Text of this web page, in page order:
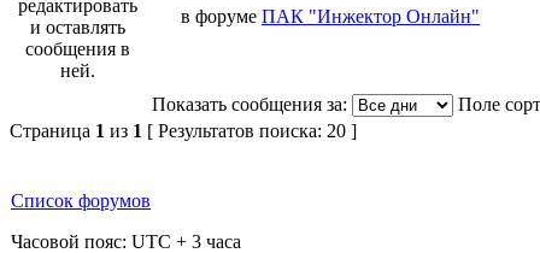
в форуме ПАК "Инжектор Онлайн"
Показать сообщения за:
Поле
Страница 1 из 1 [ Результатов поиска: 20 ]
Список форумов
Часовой пояс: UTC + 3 часа